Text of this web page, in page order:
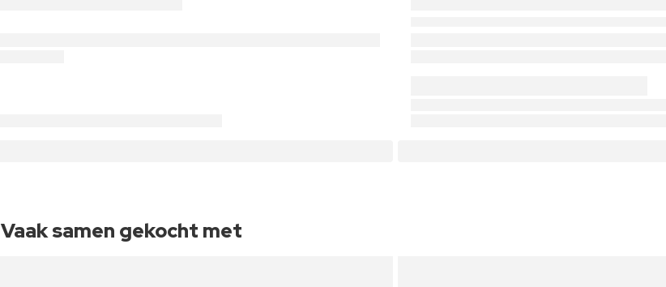
Vaak samen gekocht met